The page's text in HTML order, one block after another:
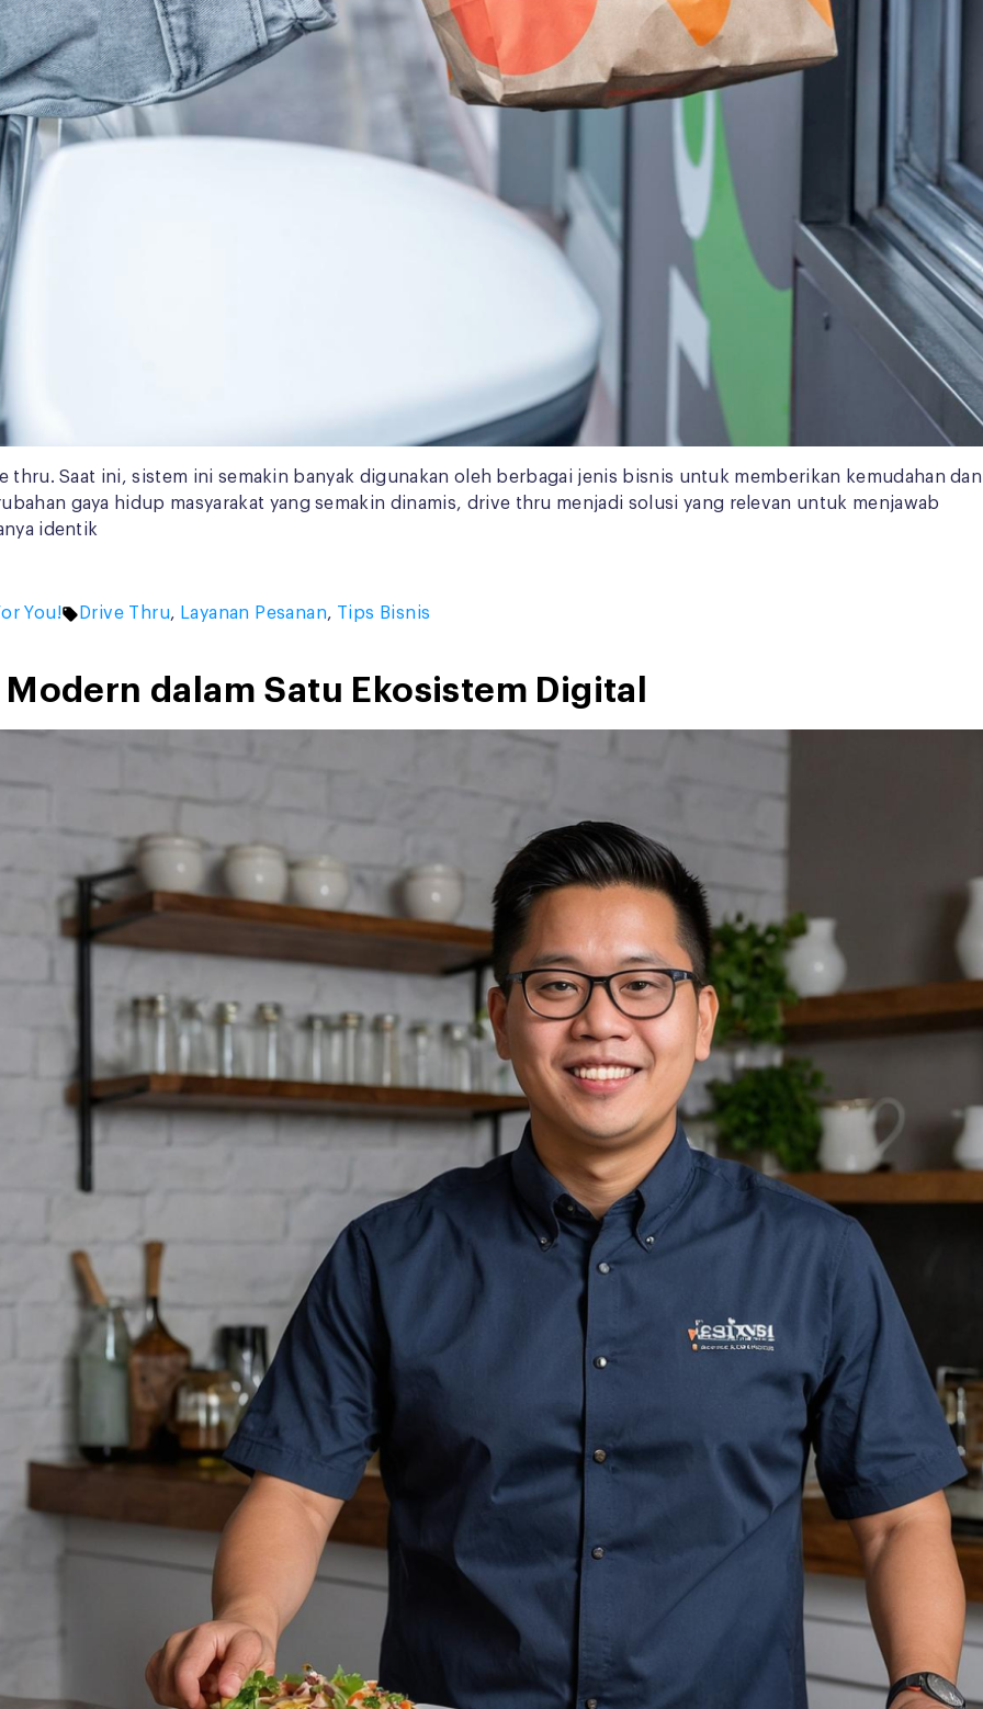
thru. Saat ini, sistem ini semakin banyak digunakan oleh berbagai jenis bisnis untuk memberikan kemudahan dan
gaya hidup masyarakat yang semakin dinamis, drive thru menjadi solusi yang relevan untuk menjawab
identik
You! Tags:
Drive Thru, Layanan Pesanan, Tips Bisnis
dalam Satu Ekosistem Digital